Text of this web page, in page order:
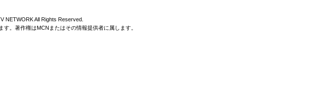
NETWORK All Rights Reserved.
す。著作権はMCNまたはその情報提供者に属します。